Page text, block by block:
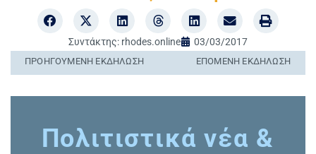
Συντάκτης: rhodes.online 03/03/2017
ΠΡΟΗΓΟΎΜΕΝΗ ΕΚΔΉΛΩΣΗ ΕΠΌΜΕΝΗ ΕΚΔΉΛΩΣΗ
Πολιτιστικά νέα &